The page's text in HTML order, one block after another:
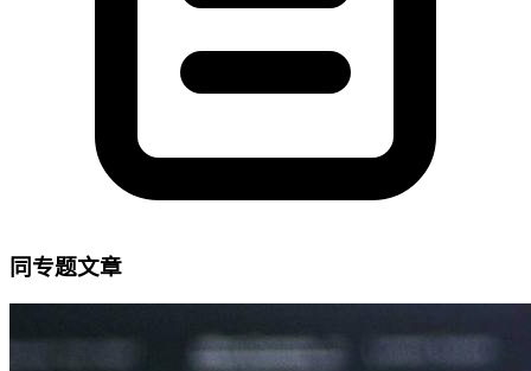
同专题文章